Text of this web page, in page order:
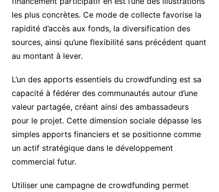
les plus concrètes. Ce mode de collecte favorise la
rapidité d’accès aux fonds, la diversification des
sources, ainsi qu’une flexibilité sans précédent quant
au montant à lever.
L’un des apports essentiels du crowdfunding est sa
capacité à fédérer des communautés autour d’une
valeur partagée, créant ainsi des ambassadeurs
pour le projet. Cette dimension sociale dépasse les
simples apports financiers et se positionne comme
un actif stratégique dans le développement
commercial futur.
Utiliser une campagne de crowdfunding permet